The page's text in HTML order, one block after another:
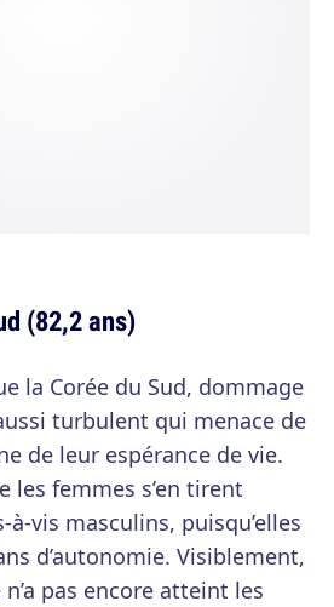
(82,2 ans)
la Corée du Sud, dommage
turbulent qui menace de
de leur espérance de vie.
les femmes s’en tirent
vis masculins, puisqu’elles
d’autonomie. Visiblement,
pas encore atteint les